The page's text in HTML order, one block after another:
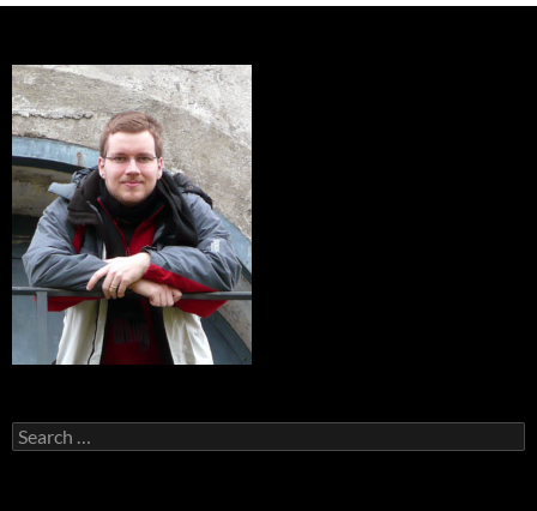
Search
for: